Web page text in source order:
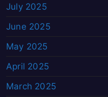
July 2025
June 2025
May 2025
April 2025
March 2025